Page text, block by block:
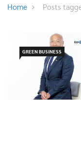
GREEN BUSINESS